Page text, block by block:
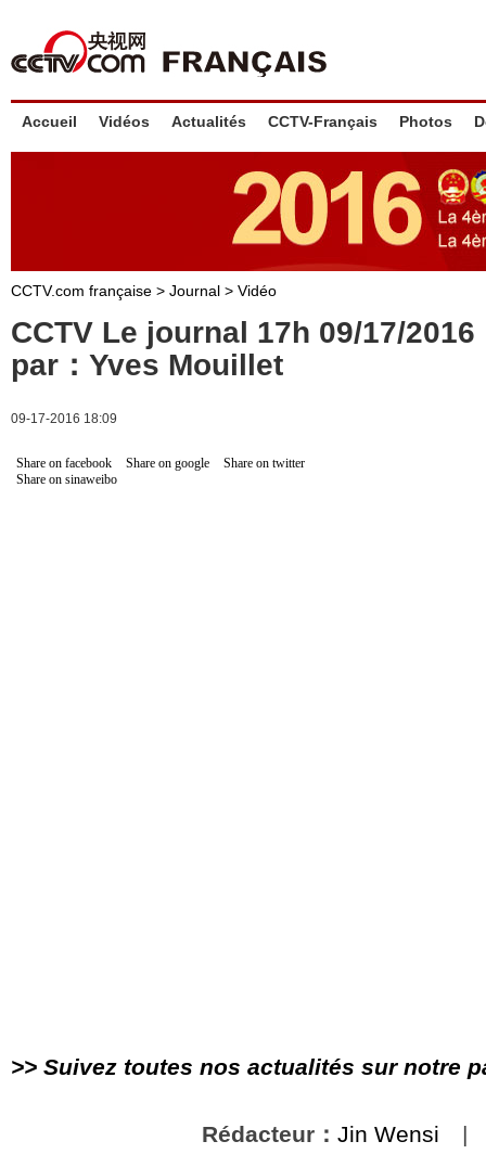
Accueil Vidéos Actualités CCTV-Français Photos
CCTV.com française > Journal > Vidéo
CCTV Le journal 17h 09/17/
par：Yves Mouillet
09-17-2016 18:09
Share on facebook Share on google
Share on twitter
Share on sinaweibo
>> Suivez toutes nos actualités sur notre
Rédacteur： Jin Wensi